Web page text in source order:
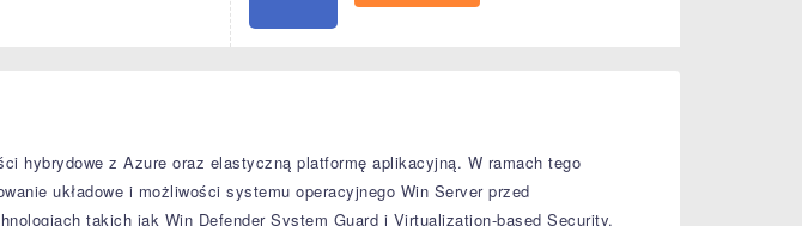
hybrydowe z Azure oraz elastyczną platformę aplikacyjną. W ramach tego
układowe i możliwości systemu operacyjnego Win Server przed
takich jak Win Defender System Guard i Virtualization-based Security,